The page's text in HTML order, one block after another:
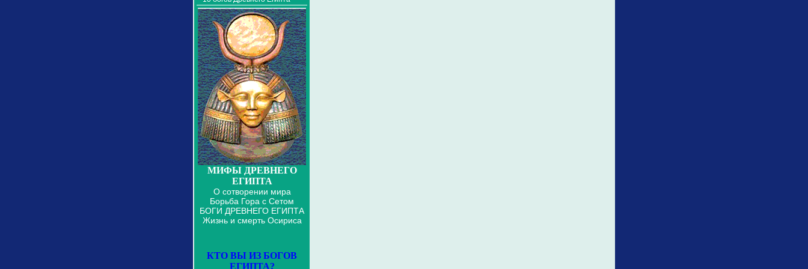
МИФЫ ДРЕВНЕГО
ЕГИПТА
О сотворении мира
Борьба Гора с Сетом
БОГИ ДРЕВНЕГО ЕГИПТА
Жизнь и смерть Осириса
КТО ВЫ ИЗ БОГОВ
ЕГИПТА?